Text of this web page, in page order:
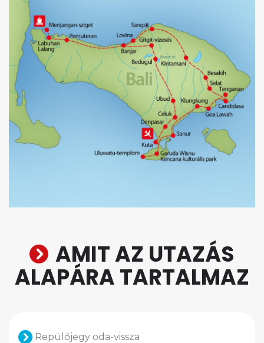
AMIT AZ UTAZÁS
ALAPÁRA TARTALMAZ
Repülőjegy oda-vissza